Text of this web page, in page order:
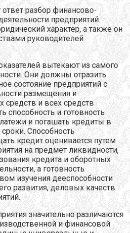
разбор финансово-
предприятий.
характер, а также он
руководителей
вытекают из самого
Они должны отразить
состояние предприятий с
размещения и
средств и всех средств
способность и готовность
и погашать кредиты в
Способность
кредит оценивается путем
на предмет ликвидности,
кредита и оборотных
а готовность
изучения дееспособности
развития, деловых качеств
значительно различаются
и финансовой